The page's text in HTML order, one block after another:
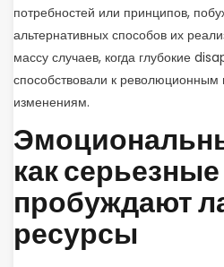
потребностей или принципов,
альтернативных способов их
массу случаев, когда глубокие
способствовали к
изменениям.
как
пробуждают
ресурсы